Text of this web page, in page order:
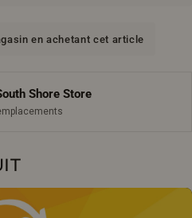
en achetant cet article
Shore Store